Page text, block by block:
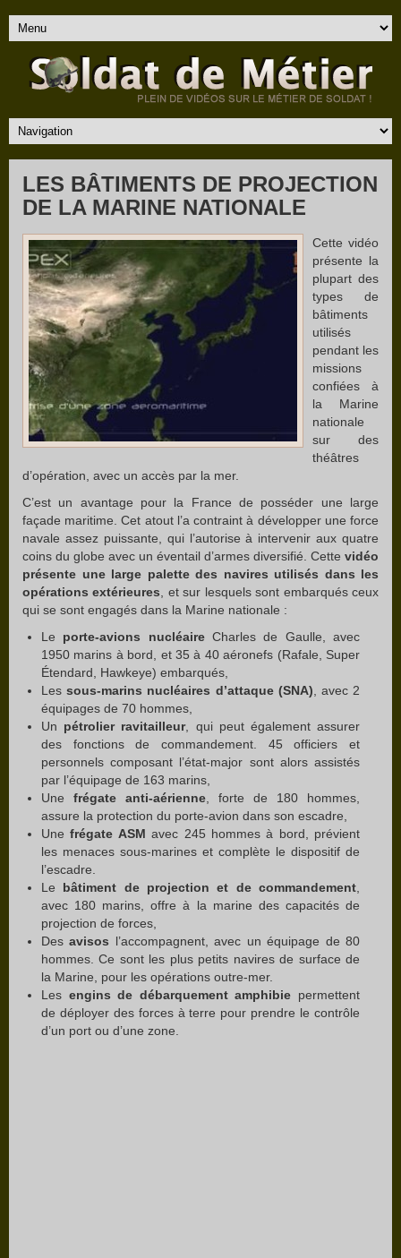
LES BÂTIMENTS DE PROJECTION
DE LA MARINE NATIONALE
Cette vidéo
présente la
plupart des
types de
bâtiments
utilisés
pendant les
missions
confiées à
la Marine
nationale
sur des
théâtres
d’opération, avec un accès par la mer.
C’est un avantage pour la France de posséder une large
façade maritime. Cet atout l’a contraint à développer une force
navale assez puissante, qui l’autorise à intervenir aux quatre
coins du globe avec un éventail d’armes diversifié. Cette vidéo
présente une large palette des navires utilisés dans les
opérations extérieures , et sur lesquels sont embarqués ceux
qui se sont engagés dans la Marine nationale :
Le porte-avions nucléaireCharles de Gaulle, avec
1950 marins à bord, et 35 à 40 aéronefs (Rafale, Super
Étendard, Hawkeye) embarqués,
Lessous-marins nucléaires d’attaque (SNA) , avec 2
équipages de 70 hommes,
Un pétrolier ravitailleur, qui peut également assurer
des fonctions de commandement. 45 officiers et
personnels composant l’état-major sont alors assistés
par l’équipage de 163 marins,
Une frégate anti-aérienne , forte de 180 hommes,
assure la protection du porte-avion dans son escadre,
Unefrégate ASM avec 245 hommes à bord, prévient
les menaces sous-marines et complète le dispositif de
l’escadre.
Le bâtiment de projection et de commandement
avec 180 marins, offre à la marine des capacités de
projection de forces,
Desavisos l’accompagnent, avec un équipage de 80
hommes. Ce sont les plus petits navires de surface de
la Marine, pour les opérations outre-mer.
Les engins de débarquement amphibie permettent
de déployer des forces à terre pour prendre le contrôle
d’un port ou d’une zone.